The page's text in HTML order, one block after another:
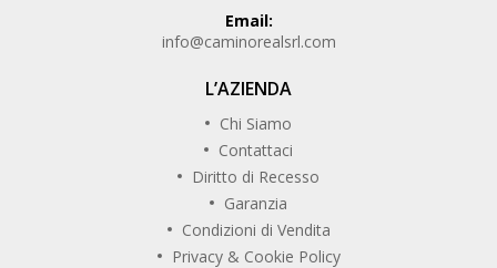
Email:
info@caminorealsrl.com
L’AZIENDA
Chi Siamo
Contattaci
Diritto di Recesso
Garanzia
Condizioni di Vendita
Privacy & Cookie Policy